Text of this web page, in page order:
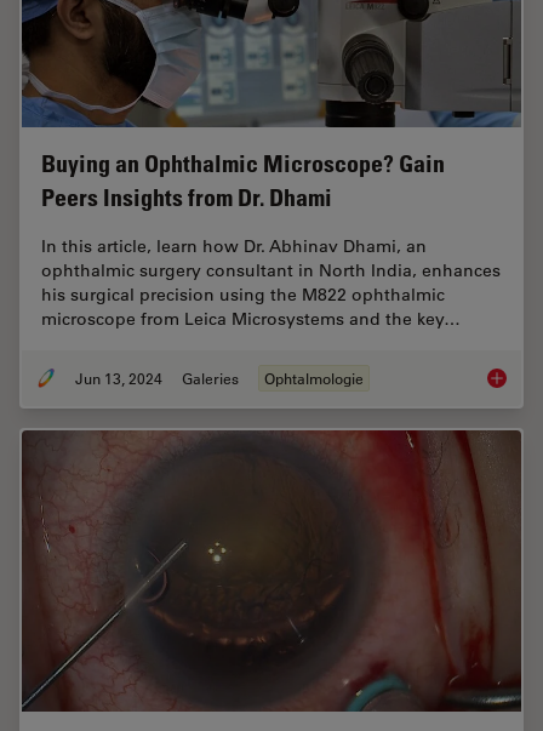
Buying an Ophthalmic Microscope? Gain
Peers Insights from Dr. Dhami
In this article, learn how Dr. Abhinav Dhami, an
ophthalmic surgery consultant in North India, enhances
his surgical precision using the M822 ophthalmic
microscope from Leica Microsystems and the key…
Jun 13, 2024 Galeries Ophtalmologie Buying